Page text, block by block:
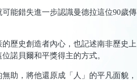
能錯失進一步認識曼德拉這位90歲傳
歷史創造者內心，也記述南非歷史上
諾貝爾和平獎得主的方式。
助，將他還原成「人」的平凡面貌，